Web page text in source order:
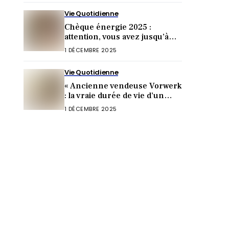
Vie Quotidienne
Chèque énergie 2025 :
attention, vous avez jusqu’à
cette date pour toucher 277 €
1 DÉCEMBRE 2025
Vie Quotidienne
« Ancienne vendeuse Vorwerk
: la vraie durée de vie d’un
Thermomix choque »
1 DÉCEMBRE 2025